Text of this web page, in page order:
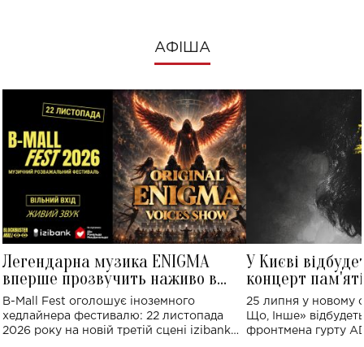
АФІША
Легендарна музика ENIGMA
вперше прозвучить наживо в
Україні: де відбудеться концерт
B-Mall Fest оголошує іноземного
хедлайнера фестивалю: 22 листопада
2026 року на новій третій сцені izibank
У Києві
концерт
Клименка:
виконають
25 липня у новому
Що, Інше»
фронтмена гурту